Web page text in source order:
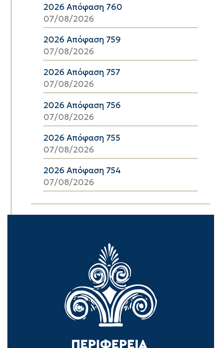
2026 Απόφαση 760
07/08/2026
2026 Απόφαση 759
07/08/2026
2026 Απόφαση 757
07/08/2026
2026 Απόφαση 756
07/08/2026
2026 Απόφαση 755
07/08/2026
2026 Απόφαση 754
07/08/2026